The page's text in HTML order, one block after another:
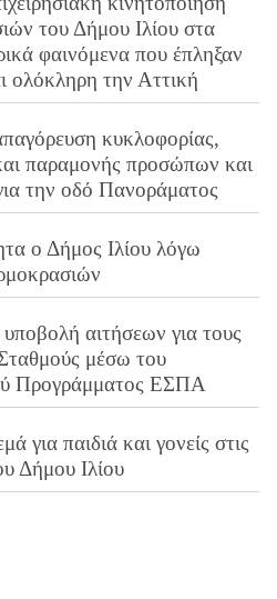
του Δήμου Ιλίου στα
φαινόμενα που έπληξαν
ολόκληρη την Αττική
κυκλοφορίας,
παραμονής προσώπων και
την οδό Πανοράματος
ο Δήμος Ιλίου λόγω
αιτήσεων για τους
μέσω του
Προγράμματος ΕΣΠΑ
για παιδιά και γονείς στις
Δήμου Ιλίου